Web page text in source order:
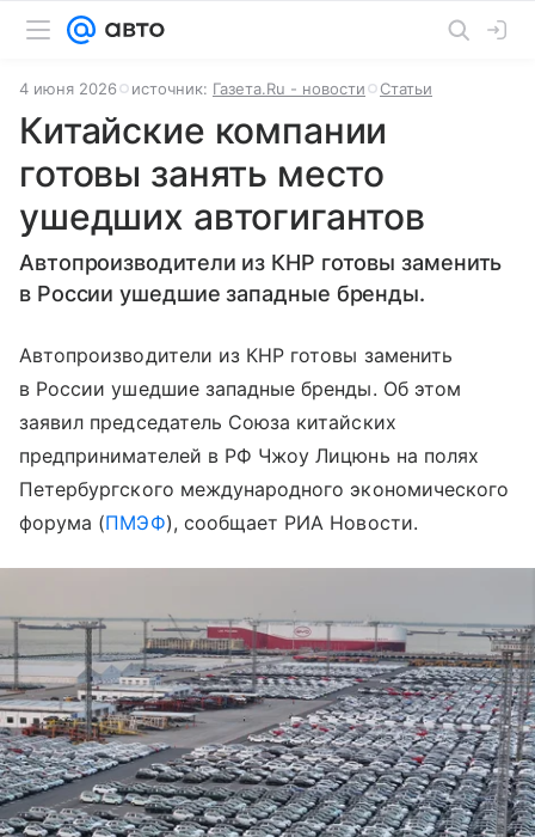
4 июня 2026 источник: Газета.Ru - новости Статьи
Китайские компании
готовы занять место
ушедших автогигантов
Автопроизводители из КНР готовы заменить
в России ушедшие западные бренды.
Автопроизводители из КНР готовы заменить
в России ушедшие западные бренды. Об этом
заявил председатель Союза китайских
предпринимателей в РФ Чжоу Лицюнь на полях
Петербургского международного экономического
форума (ПМЭФ), сообщает РИА Новости.